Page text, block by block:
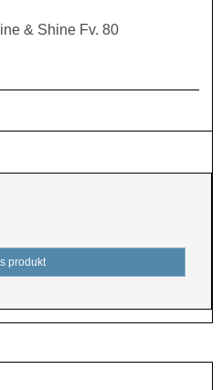
& Shine Fv. 80
produkt